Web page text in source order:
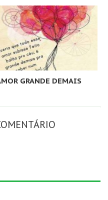
GRANDE DEMAIS